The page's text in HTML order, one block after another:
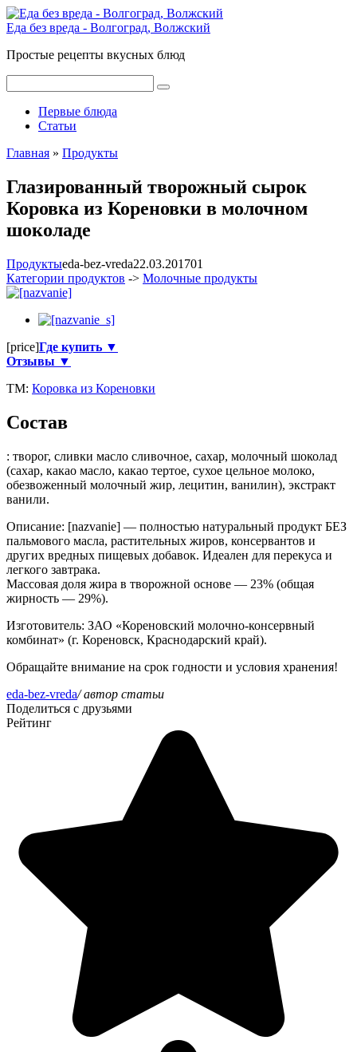
Перейти
к
Еда без вреда - Волгоград, Волжский
Простые рецепты вкусных блюд
Первые блюда
Статьи
Главная » Продукты
Глазированный творожный сырок
Коровка из Кореновки в молочном
шоколаде
Продуктыeda-bez-vreda22.03.201701
Категории продуктов -> Молочные продукты
[price]Где купить ▼
Отзывы ▼
ТМ: Коровка из Кореновки
Состав
: творог, сливки масло сливочное, сахар, молочный шоколад
(сахар, какао масло, какао тертое, сухое цельное молоко,
обезвоженный молочный жир, лецитин, ванилин), экстракт
ванили.
Описание: [nazvanie] — полностью натуральный продукт БЕЗ
пальмового масла, растительных жиров, консервантов и
других вредных пищевых добавок. Идеален для перекуса и
легкого завтрака.
Массовая доля жира в творожной основе — 23% (общая
жирность — 29%).
Изготовитель: ЗАО «Кореновский молочно-консервный
комбинат» (г. Кореновск, Краснодарский край).
Обращайте внимание на срок годности и условия хранения!
eda-bez-vreda/ автор статьи
Поделиться с друзьями
Рейтинг